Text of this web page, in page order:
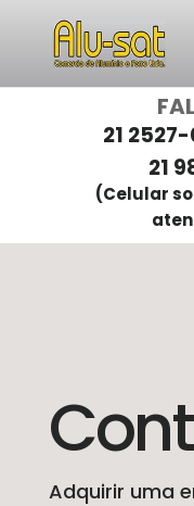
21 2527-
21
(Celular
Adquirir uma